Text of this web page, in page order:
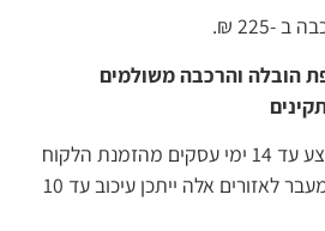
והרכבה משולמים
* הובלה והתקנה תתבצע עד 14 ימי עסקים מהזמנת הלקוח
באזורים חדרה-גדרה. מעבר לאזורים אלה ייתכן עיכוב עד 10